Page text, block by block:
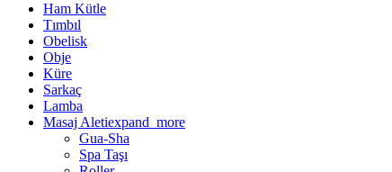
Ham Kütle
Tımbıl
Obelisk
Obje
Küre
Sarkaç
Lamba
Masaj Aletiexpand_more
Gua-Sha
Spa Taşı